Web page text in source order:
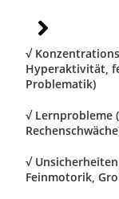
√
Hyperaktivität,
Problematik)
√ Lernprobleme
√
Feinmotorik,